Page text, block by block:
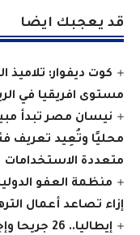
قد يعجبك ايضا
كوت ديفوار: تلاميذ
مستوى افريقيا في
نيسان مصر تبدأ
محليًا وتُعِيد تعريف
متعددة الاستخدامات
منظمة العفو
إزاء تصاعد أعمال
إيطاليا..